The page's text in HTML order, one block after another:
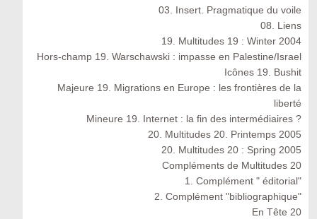
03. Insert. Pragmatique du voile
08. Liens
19. Multitudes 19 : Winter 2004
Hors-champ 19. Warschawski : impasse en Palestine/Israel
Icônes 19. Bushit
Majeure 19. Migrations en Europe : les frontières de la
liberté
Mineure 19. Internet : la fin des intermédiaires ?
20. Multitudes 20. Printemps 2005
20. Multitudes 20 : Spring 2005
Compléments de Multitudes 20
1. Complément " éditorial"
2. Complément "bibliographique"
En Tête 20